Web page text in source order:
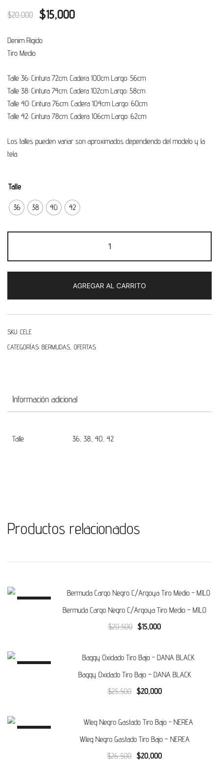
$20,000
Original
price
$20,000.
$15,000Current
$15,000.
Denim Rigido
Tiro Medio
Talle 36: Cintura 72cm. Cadera 100cm Largo: 56cm
Talle 38: Cintura 74cm. Cadera 102cm Largo: 58cm
Talle 40: Cintura 76cm. Cadera 104cm Largo: 60cm
Talle 42: Cintura 78cm. Cadera 106cm Largo: 62cm
Los talles pueden variar son aproximados dependiendo del modelo y la
tela.
Talle
36 38 40 42
Doble
Hebilla
Medio
-
CELE
AGREGAR AL CARRITO
SKU: CELE
CATEGORÍAS: BERMUDAS OFERTAS
Información adicional
Talle 36, 38, 40, 42
Productos relacionados
Bermuda Cargo Negro C/Argoya Tiro Medio – MILO
$20,500 Original
$20,500.
$15,000Current
Baggy Oxidado Tiro Bajo – DANA BLACK
$25,500 Original
$20,000Current
$20,000.
Wleg Negro Gastado Tiro Bajo – NEREA
$26,500 Original
$20,000Current